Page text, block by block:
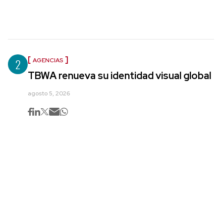
2 AGENCIAS
TBWA renueva su identidad visual global
agosto 5, 2026